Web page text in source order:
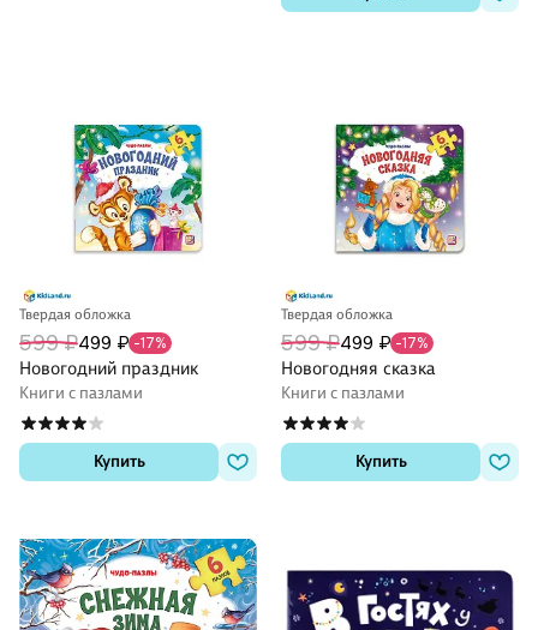
Твердая обложка
599 ₽499 ₽ -17%
Новогодний праздник
Книги с пазлами
Купить
Твердая обложка
599 ₽499 ₽ -17%
Новогодняя сказка
Книги с пазлами
Купить